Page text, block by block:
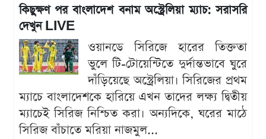
কিছুক্ষণ পর বাংলাদেশ বনাম অস্ট্রেলিয়া ম্যাচ: সরাসরি
দেখুন LIVE
ওয়ানডে সিরিজে হারের তিক্ততা
ভুলে টি-টোয়েন্টিতে দুর্দান্তভাবে ঘুরে
দাঁড়িয়েছে অস্ট্রেলিয়া। সিরিজের প্রথম
ম্যাচে বাংলাদেশকে হারিয়ে এখন তাদের লক্ষ্য দ্বিতীয়
ম্যাচেই সিরিজ নিশ্চিত করা। অন্যদিকে, ঘরের মাঠে
সিরিজ বাঁচাতে মরিয়া নাজমুল...